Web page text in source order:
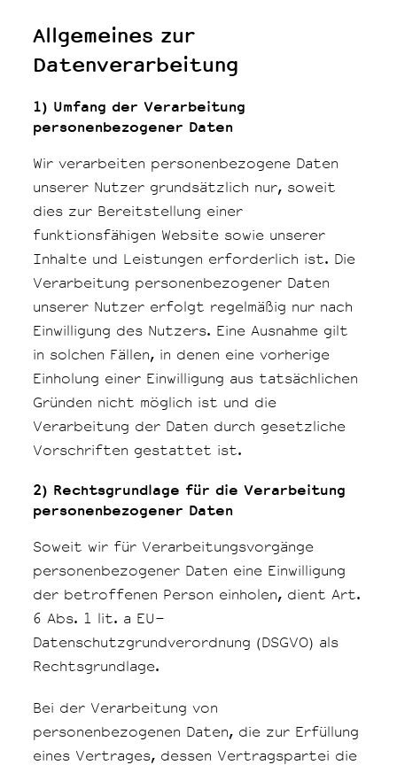
Allgemeines zur
Datenverarbeitung
1) Umfang der Verarbe​itung
personenbezogener Daten
Wir verarbeiten personenbezogene Daten
unserer Nutzer grundsätzlich nur, soweit
dies zur Bereitstellung einer
funktionsfähigen Website sowie unserer
Inhalte und Leistungen erforderlich ist. Die
Verarbeitung personenbezogener Daten
unserer Nutzer erfolgt regelmäßig nur nach
Einwilligung des Nutzers. Eine Ausnahme gilt
in solchen Fällen, in denen eine vorherige
Einholung einer Einwilligung aus tatsächlichen
Gründen nicht möglich ist und die
Verarbeitung der Daten durch gesetzliche
Vorschriften gestattet ist.
2) Rechtsgrundlage für die Verarbeitung
personenbezogener Daten
Soweit wir für Verarbeitungsvorgänge
personenbezogener Daten eine Einwilligung
der betroffenen Person einholen, dient Art.
6 Abs. 1 lit. a EU-
Datenschutzgrundverordnung (DSGVO) als
Rechtsgrundlage.
Bei der Verarbeitung von
personenbezogenen Daten, die zur Erfüllung
eines Vertrages, dessen Vertragspartei die